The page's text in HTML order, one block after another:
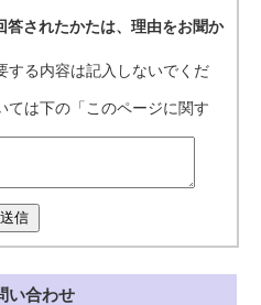
答されたかたは、理由をお聞か
る内容は記入しないでくだ
ては下の「このページに関す
送信
い合わせ